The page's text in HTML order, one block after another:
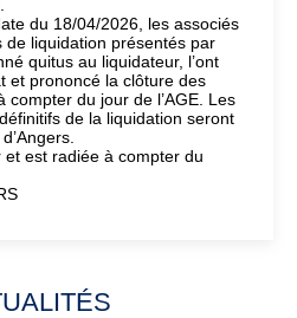
du 18/04/2026, les associés
liquidation présentés par
quitus au liquidateur, l’ont
et prononcé la clôture des
du jour de l’AGE. Les
de la liquidation seront
et est radiée à compter du